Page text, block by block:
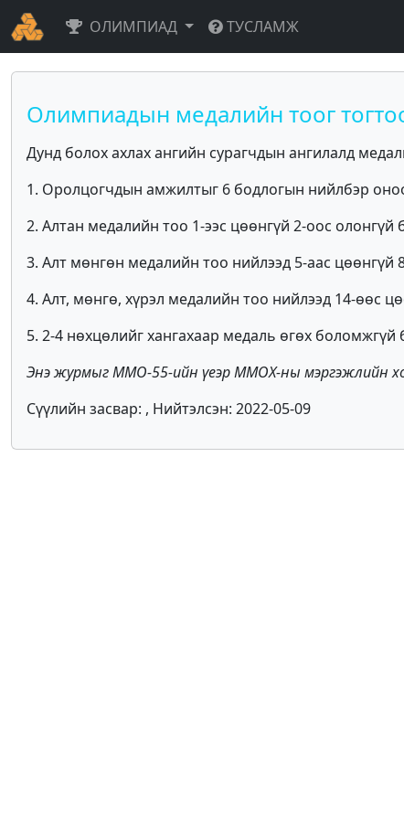
ОЛИМПИАД ТУСЛАМЖ
Олимпиадын медалийн тоог
Дунд болох ахлах ангийн сурагчдын ангилалд
1. Оролцогчдын амжилтыг 6 бодлогын нийлбэр
2. Алтан медалийн тоо 1-ээс цөөнгүй 2-оос
3. Алт мөнгөн медалийн тоо нийлээд 5-аас
4. Алт, мөнгө, хүрэл медалийн тоо нийлээд 14-өөс
5. 2-4 нөхцөлийг хангахаар медаль өгөх
Энэ журмыг ММО-55-ийн үеэр ММОХ-ны мэргэжлийн
Сүүлийн засвар: , Нийтэлсэн: 2022-05-09